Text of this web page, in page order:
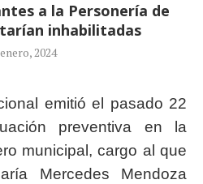
a la Personería de
inhabilitadas
2024
emitió el pasado 22
preventiva en la
municipal, cargo al que
Mercedes Mendoza